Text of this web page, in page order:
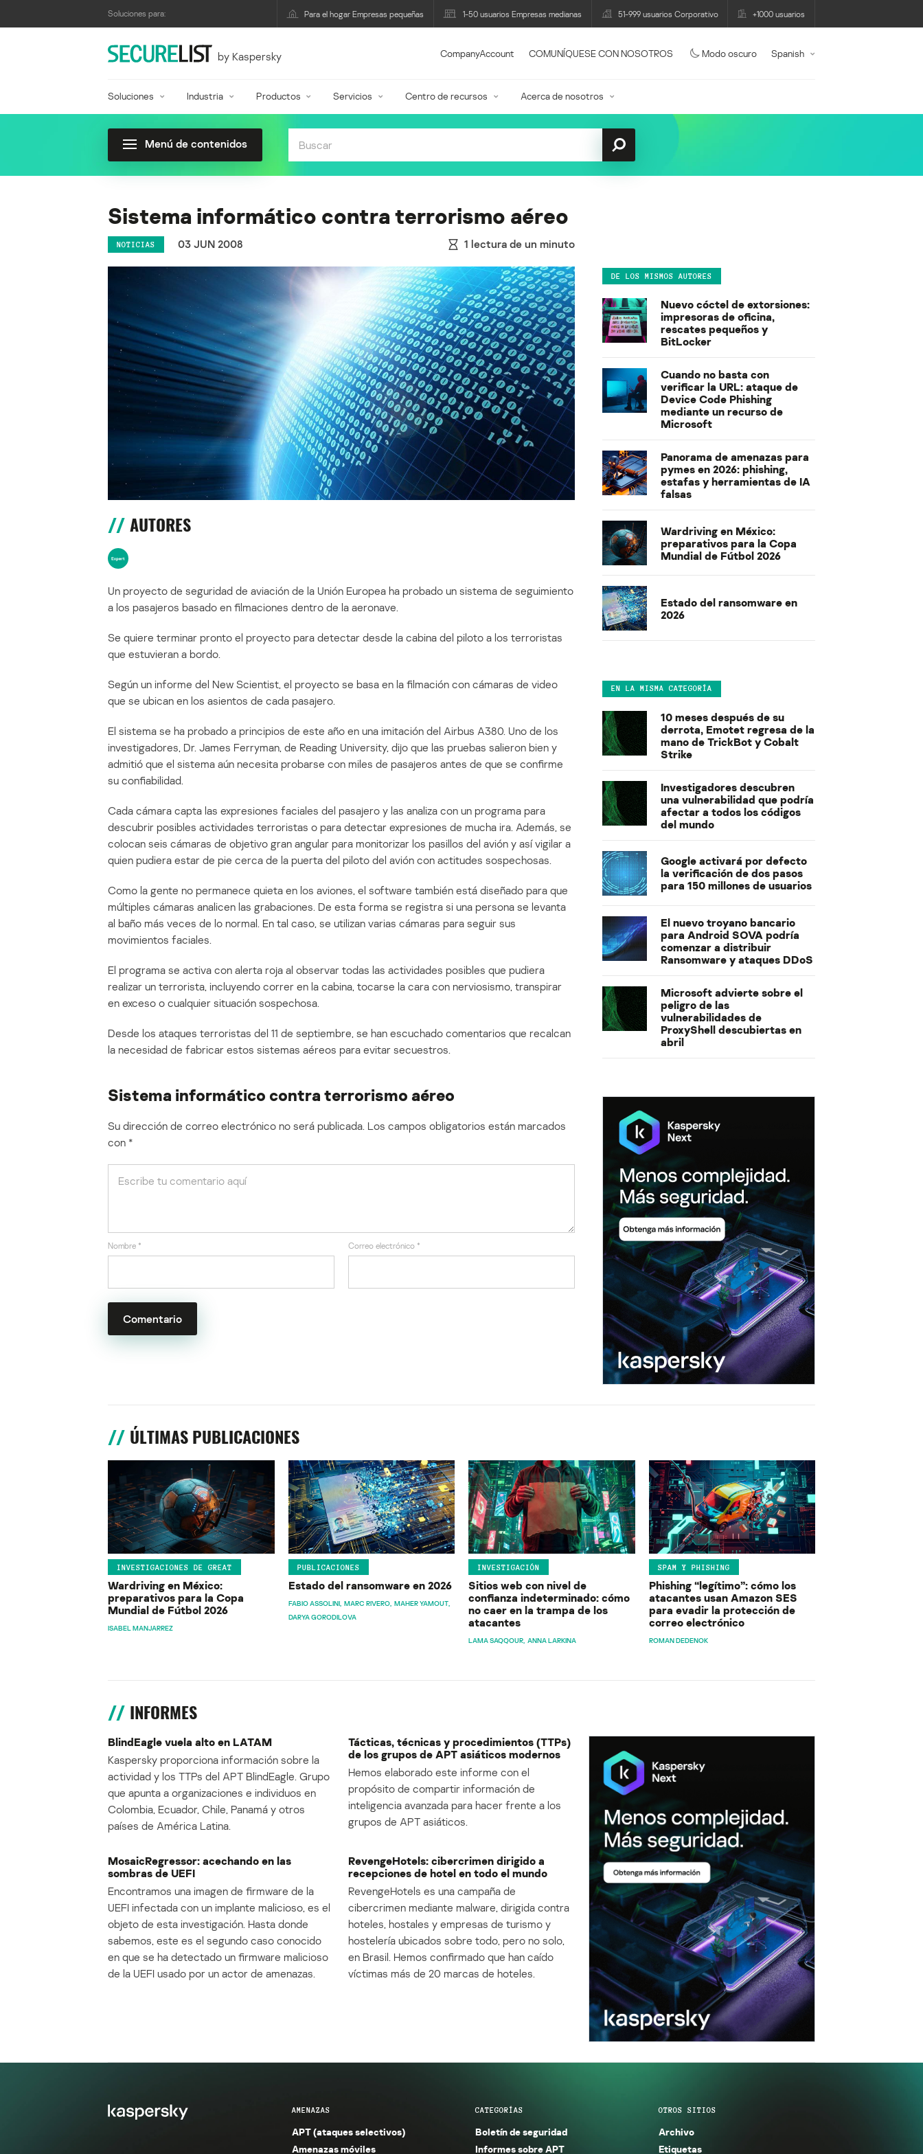
Soluciones para: Para el hogar Empresas pequeñas 1-50 usuarios Empresas medianas 51-999 usuarios Corporativo +1000 usuarios
by Kaspersky CompanyAccount COMUNÍQUESE CON NOSOTROS Modo oscuro Spanish
Soluciones Industria Productos Servicios Centro de recursos Acerca de nosotros
Menú de contenidos
Sistema informático contra terrorismo aéreo
NOTICIAS 03 JUN 2008 1 lectura de un minuto
AUTORES
Un proyecto de seguridad de aviación de la Unión Europea ha probado un sistema de seguimiento
a los pasajeros basado en filmaciones dentro de la aeronave.
Se quiere terminar pronto el proyecto para detectar desde la cabina del piloto a los terroristas
que estuvieran a bordo.
Según un informe del New Scientist, el proyecto se basa en la filmación con cámaras de video
que se ubican en los asientos de cada pasajero.
El sistema se ha probado a principios de este año en una imitación del Airbus A380. Uno de los
investigadores, Dr. James Ferryman, de Reading University, dijo que las pruebas salieron bien y
admitió que el sistema aún necesita probarse con miles de pasajeros antes de que se confirme
su confiabilidad.
Cada cámara capta las expresiones faciales del pasajero y las analiza con un programa para
descubrir posibles actividades terroristas o para detectar expresiones de mucha ira. Además, se
colocan seis cámaras de objetivo gran angular para monitorizar los pasillos del avión y así vigilar a
quien pudiera estar de pie cerca de la puerta del piloto del avión con actitudes sospechosas.
Como la gente no permanece quieta en los aviones, el software también está diseñado para que
múltiples cámaras analicen las grabaciones. De esta forma se registra si una persona se levanta
al baño más veces de lo normal. En tal caso, se utilizan varias cámaras para seguir sus
movimientos faciales.
El programa se activa con alerta roja al observar todas las actividades posibles que pudiera
realizar un terrorista, incluyendo correr en la cabina, tocarse la cara con nerviosismo, transpirar
en exceso o cualquier situación sospechosa.
Desde los ataques terroristas del 11 de septiembre, se han escuchado comentarios que recalcan
la necesidad de fabricar estos sistemas aéreos para evitar secuestros.
Sistema informático contra terrorismo aéreo
Su dirección de correo electrónico no será publicada. Los campos obligatorios están marcados
con *
Nombre * Correo electrónico *
DE LOS MISMOS AUTORES
Nuevo cóctel de extorsiones:
impresoras de oficina,
rescates pequeños y
BitLocker
Cuando no basta con
verificar la URL: ataque de
Device Code Phishing
mediante un recurso de
Microsoft
Panorama de amenazas para
pymes en 2026: phishing,
estafas y herramientas de IA
falsas
Wardriving en México:
preparativos para la Copa
Mundial de Fútbol 2026
Estado del ransomware en
2026
EN LA MISMA CATEGORÍA
10 meses después de su
derrota, Emotet regresa de la
mano de TrickBot y Cobalt
Strike
Investigadores descubren
una vulnerabilidad que podría
afectar a todos los códigos
del mundo
Google activará por defecto
la verificación de dos pasos
para 150 millones de usuarios
El nuevo troyano bancario
para Android SOVA podría
comenzar a distribuir
Ransomware y ataques DDoS
Microsoft advierte sobre el
peligro de las
vulnerabilidades de
ProxyShell descubiertas en
abril
ÚLTIMAS PUBLICACIONES
INVESTIGACIONES DE GREAT
Wardriving en México:
preparativos para la Copa
Mundial de Fútbol 2026
ISABEL MANJARREZ
PUBLICACIONES
Estado del ransomware en 2026
FABIO ASSOLINI MARC RIVERO MAHER YAMOUT
DARYA GORODILOVA
INVESTIGACIÓN
Sitios web con nivel de
confianza indeterminado: cómo
no caer en la trampa de los
atacantes
LAMA SAQQOUR ANNA LARKINA
SPAM Y PHISHING
Phishing “legítimo”: cómo los
atacantes usan Amazon SES
para evadir la protección de
correo electrónico
ROMAN DEDENOK
INFORMES
BlindEagle vuela alto en LATAM
Kaspersky proporciona información sobre la
actividad y los TTPs del APT BlindEagle. Grupo
que apunta a organizaciones e individuos en
Colombia, Ecuador, Chile, Panamá y otros
países de América Latina.
Tácticas, técnicas y procedimientos (TTPs)
de los grupos de APT asiáticos modernos
Hemos elaborado este informe con el
propósito de compartir información de
inteligencia avanzada para hacer frente a los
grupos de APT asiáticos.
MosaicRegressor: acechando en las
sombras de UEFI
Encontramos una imagen de firmware de la
UEFI infectada con un implante malicioso, es el
objeto de esta investigación. Hasta donde
sabemos, este es el segundo caso conocido
en que se ha detectado un firmware malicioso
de la UEFI usado por un actor de amenazas.
RevengeHotels: cibercrimen dirigido a
recepciones de hotel en todo el mundo
RevengeHotels es una campaña de
cibercrimen mediante malware, dirigida contra
hoteles, hostales y empresas de turismo y
hostelería ubicados sobre todo, pero no solo,
en Brasil. Hemos confirmado que han caído
víctimas más de 20 marcas de hoteles.
AMENAZAS
APT (ataques selectivos)
Amenazas móviles
CATEGORÍAS
Boletín de seguridad
Informes sobre APT
OTROS SITIOS
Archivo
Etiquetas